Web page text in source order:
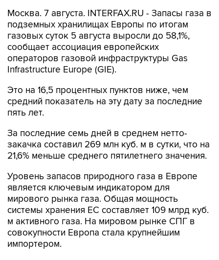
Москва. 7 августа. INTERFAX.RU - Запасы газа в
подземных хранилищах Европы по итогам
газовых суток 5 августа выросли до 58,1%,
сообщает ассоциация европейских
операторов газовой инфраструктуры Gas
Infrastructure Europe (GIE).
Это на 16,5 процентных пунктов ниже, чем
средний показатель на эту дату за последние
пять лет.
За последние семь дней в среднем нетто-
закачка составил 269 млн куб. м в сутки, что на
21,6% меньше среднего пятилетнего значения.
Уровень запасов природного газа в Европе
является ключевым индикатором для
мирового рынка газа. Общая мощность
системы хранения ЕС составляет 109 млрд куб.
м активного газа. На мировом рынке СПГ в
совокупности Европа стала крупнейшим
импортером.